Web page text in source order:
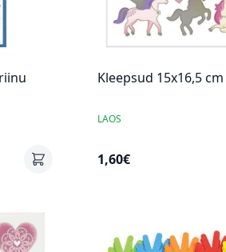
Kleepsud 15x16,5
LAOS
1,60€